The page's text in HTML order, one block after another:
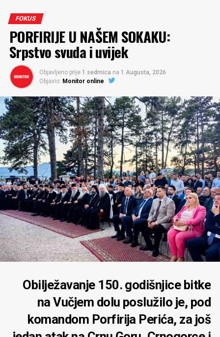
FOKUS
PORFIRIJE U NAŠEM SOKAKU:
Srpstvo svuda i uvijek
Objavljeno prije 1 sedmica na 1 Augusta, 2026
Objavio: Monitor online
Obilježavanje 150. godišnjice bitke
na Vučjem dolu poslužilo je, pod
komandom Porfirija Perića, za još